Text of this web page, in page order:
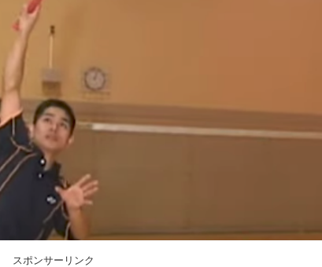
スポンサーリンク